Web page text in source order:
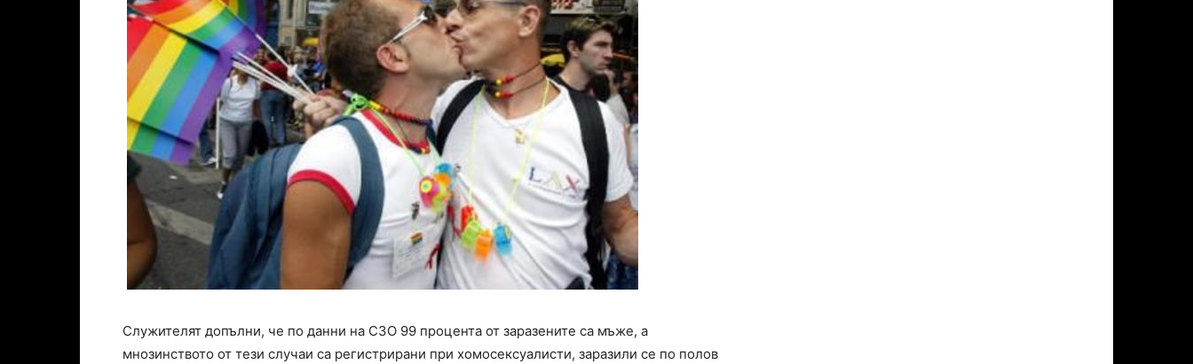
Служителят допълни, че по данни на СЗО 99 процента от заразените са мъже, а
мнозинството от тези случаи са регистрирани при хомосексуалисти, заразили се по полов